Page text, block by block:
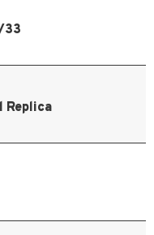
33
Replica